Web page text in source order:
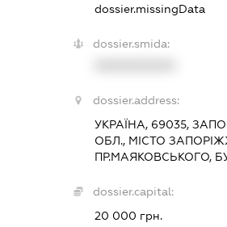
dossier.missingData
dossier.smida:
dossier.address:
УКРАЇНА, 69035,
ОБЛ., МІСТО
ПР.МАЯКОВСЬКОГО,
dossier.capital:
20 000 грн.